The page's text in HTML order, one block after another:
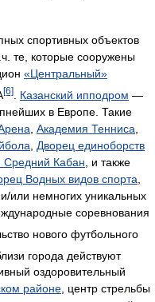
спортивных объектов
те, которые сооружены
«Центральный»
[6] Казанский ипподром —
в Европе. Такие
Академия Тенниса
Дворец единоборств
Средний Кабан , и также
Водных видов спорта
или немногих уникальных
соревнования
нового футбольного
города действуют
оздоровительный
районе, центр стрельбы